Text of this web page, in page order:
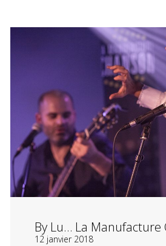
By Lu… La Manufacture
12 janvier 2018